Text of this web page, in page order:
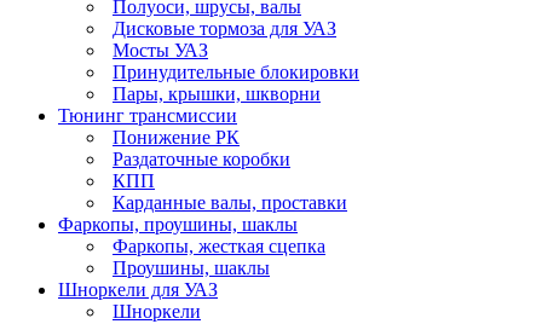
Полуоси, шрусы, валы
Дисковые тормоза для УАЗ
Мосты УАЗ
Принудительные блокировки
Пары, крышки, шкворни
Тюнинг трансмиссии
Понижение РК
Раздаточные коробки
КПП
Карданные валы, проставки
Фаркопы, проушины, шаклы
Фаркопы, жесткая сцепка
Проушины, шаклы
Шноркели для УАЗ
Шноркели